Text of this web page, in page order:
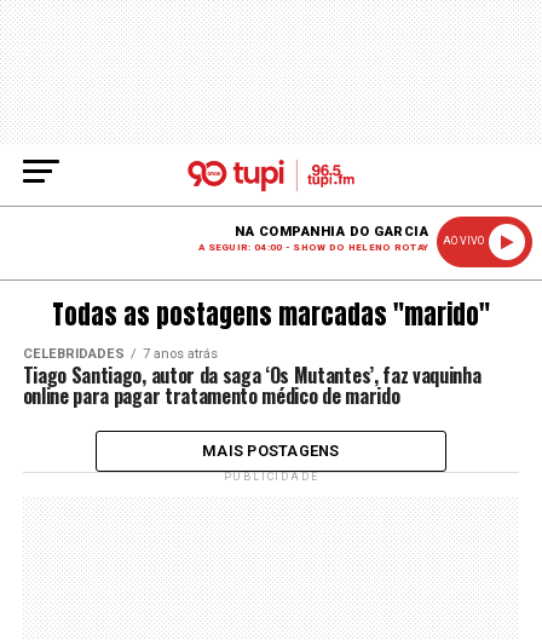
NA COMPANHIA DO GARCIA
A SEGUIR: 04:00 - SHOW DO HELENO ROTAY
AO VIVO
Todas as postagens marcadas "marido"
CELEBRIDADES 7 anos atrás
Tiago Santiago, autor da saga ‘Os Mutantes’, faz vaquinha
online para pagar tratamento médico de marido
MAIS POSTAGENS
PUBLICIDADE